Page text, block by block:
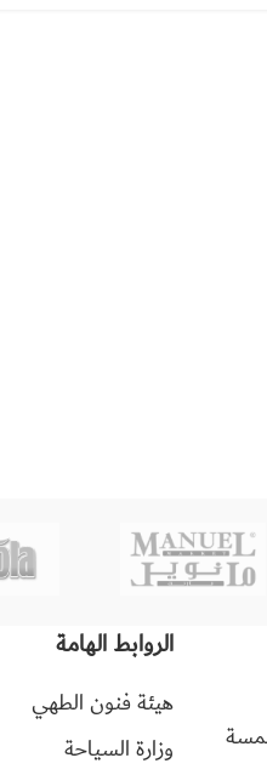
الروابط الهامة
هيئة فنون الطهي
وزارة السياحة